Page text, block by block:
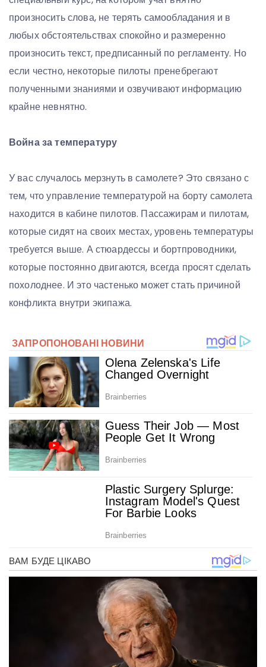
произносить слова, не терять самообладания и в
любых обстоятельствах спокойно и размеренно
произносить текст, предписанный по регламенту. Но
если честно, некоторые пилоты пренебрегают
полученными знаниями и озвучивают информацию
крайне невнятно.
Война за температуру
У вас случалось мерзнуть в самолете? Это связано с
тем, что управление температурой на борту самолета
находится в кабине пилотов. Пассажирам и пилотам,
которые сидят на своих местах, уровень температуры
требуется выше. А стюардессы и бортпроводники,
которые постоянно двигаются, всегда просят сделать
похолоднее. И это частенько может стать причиной
конфликта внутри экипажа.